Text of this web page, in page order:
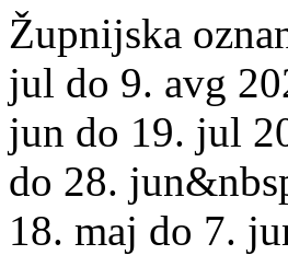
Župnijska
jul do 9. avg
jun do 19. jul
do 28.
18. maj do 7.